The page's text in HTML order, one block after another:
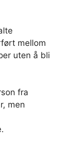
mellom
uten å bli
fra
men